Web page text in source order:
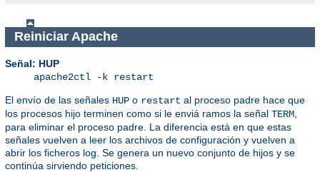
Reiniciar Apache
Señal: HUP
apache2ctl -k restart
El envío de las señales HUP o restart al proceso padre hace que
los procesos hijo terminen como si le enviá ramos la señal TERM
para eliminar el proceso padre. La diferencia está en que estas
señales vuelven a leer los archivos de configuración y vuelven a
abrir los ficheros log. Se genera un nuevo conjunto de hijos y se
continúa sirviendo peticiones.